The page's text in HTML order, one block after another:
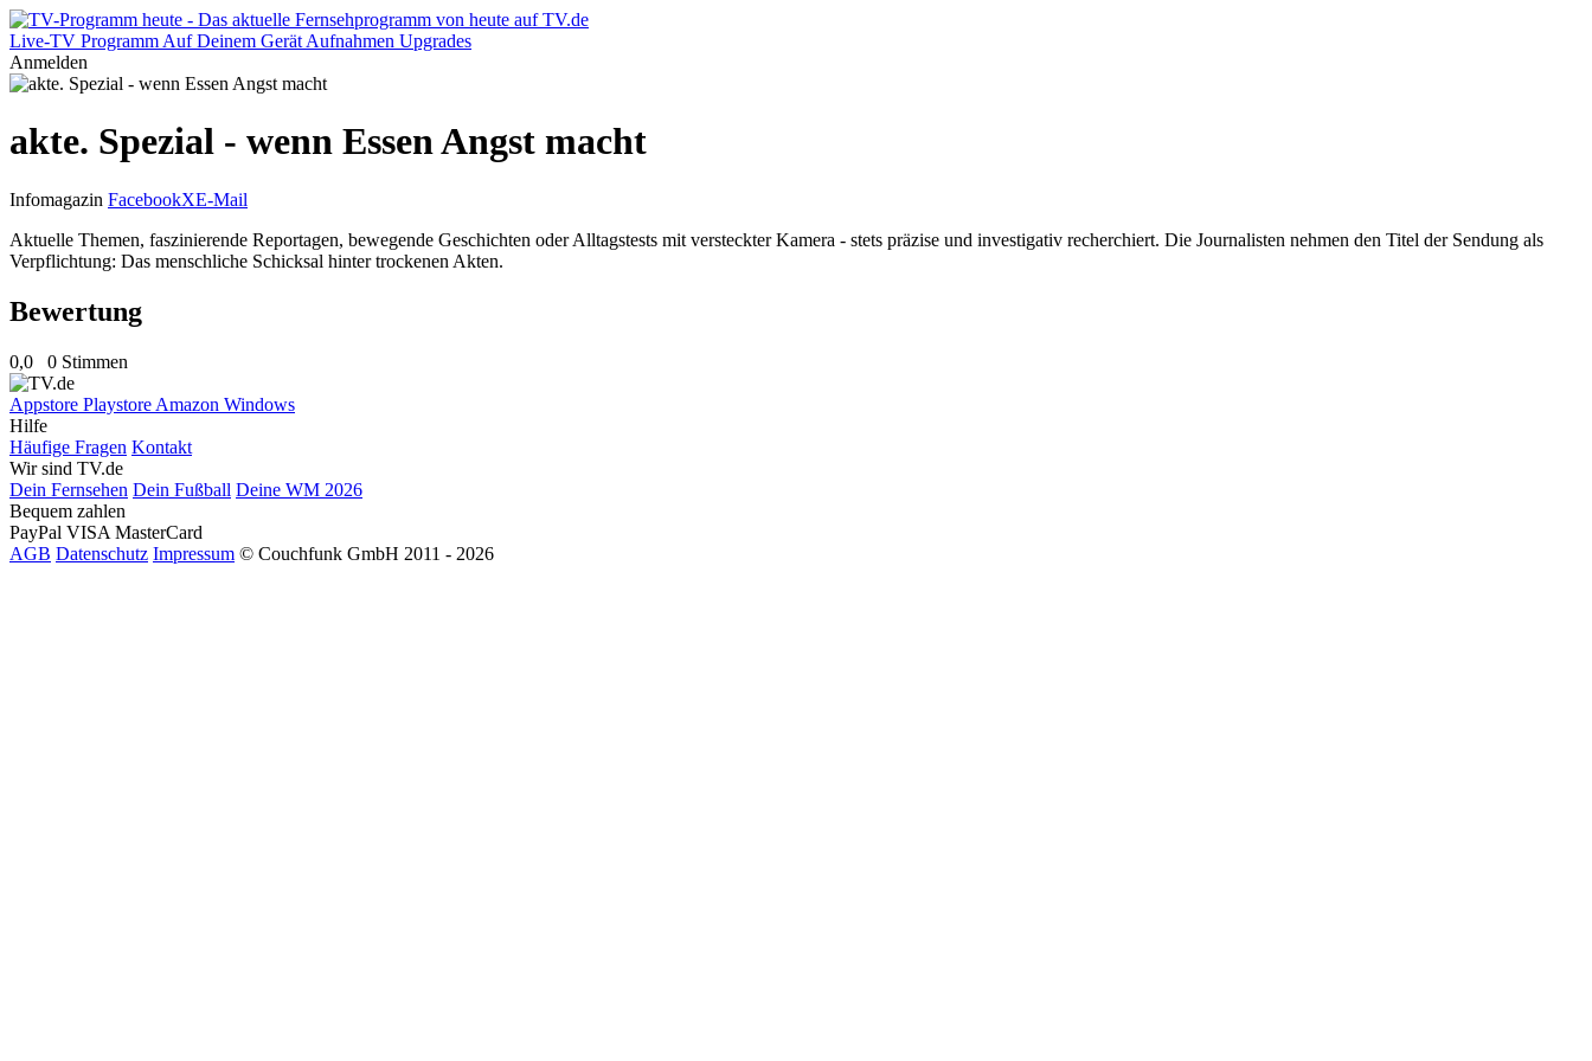
Live-TV Programm Auf Deinem Gerät Aufnahmen Upgrades
Anmelden
akte. Spezial - wenn Essen Angst macht
Infomagazin FacebookXE-Mail
Aktuelle Themen, faszinierende Reportagen, bewegende Geschichten oder Alltagstests mit versteckter Kamera - stets präzise und investigativ recherchiert. Die Journalisten nehmen den Titel der Sendung als
Verpflichtung: Das menschliche Schicksal hinter trockenen Akten.
Bewertung
0,0 0 Stimmen
Appstore Playstore Amazon Windows
Hilfe
Häufige Fragen Kontakt
Wir sind TV.de
Dein Fernsehen Dein Fußball Deine WM 2026
Bequem zahlen
PayPal VISA MasterCard
AGB Datenschutz Impressum © Couchfunk GmbH 2011 - 2026